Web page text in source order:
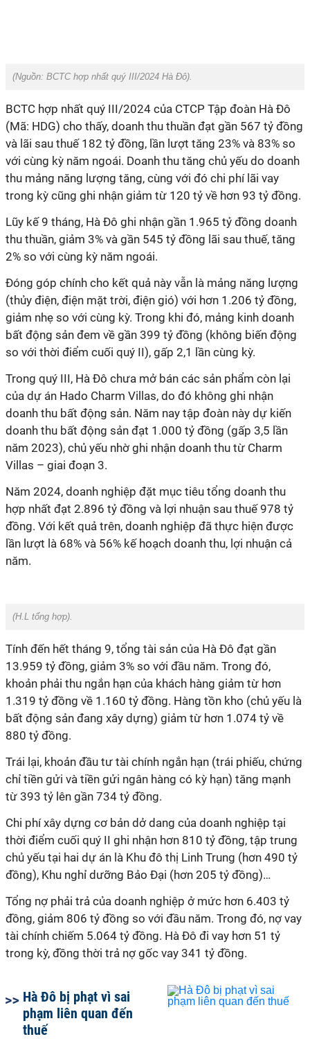
(Nguồn: BCTC hợp nhất quý III/2024 Hà Đô).
BCTC hợp nhất quý III/2024 của CTCP Tập đoàn Hà Đô
(Mã: HDG) cho thấy, doanh thu thuần đạt gần 567 tỷ đồng
và lãi sau thuế 182 tỷ đồng, lần lượt tăng 23% và 83% so
với cùng kỳ năm ngoái. Doanh thu tăng chủ yếu do doanh
thu mảng năng lượng tăng, cùng với đó chi phí lãi vay
trong kỳ cũng ghi nhận giảm từ 120 tỷ về hơn 93 tỷ đồng.
Lũy kế 9 tháng, Hà Đô ghi nhận gần 1.965 tỷ đồng doanh
thu thuần, giảm 3% và gần 545 tỷ đồng lãi sau thuế, tăng
2% so với cùng kỳ năm ngoái.
Đóng góp chính cho kết quả này vẫn là mảng năng lượng
(thủy điện, điện mặt trời, điện gió) với hơn 1.206 tỷ đồng,
giảm nhẹ so với cùng kỳ. Trong khi đó, mảng kinh doanh
bất động sản đem về gần 399 tỷ đồng (không biến động
so với thời điểm cuối quý II), gấp 2,1 lần cùng kỳ.
Trong quý III, Hà Đô chưa mở bán các sản phẩm còn lại
của dự án Hado Charm Villas, do đó không ghi nhận
doanh thu bất động sản. Năm nay tập đoàn này dự kiến
doanh thu bất động sản đạt 1.000 tỷ đồng (gấp 3,5 lần
năm 2023), chủ yếu nhờ ghi nhận doanh thu từ Charm
Villas – giai đoạn 3.
Năm 2024, doanh nghiệp đặt mục tiêu tổng doanh thu
hợp nhất đạt 2.896 tỷ đồng và lợi nhuận sau thuế 978 tỷ
đồng. Với kết quả trên, doanh nghiệp đã thực hiện được
lần lượt là 68% và 56% kế hoạch doanh thu, lợi nhuận cả
năm.
(H.L tổng hợp).
Tính đến hết tháng 9, tổng tài sản của Hà Đô đạt gần
13.959 tỷ đồng, giảm 3% so với đầu năm. Trong đó,
khoản phải thu ngắn hạn của khách hàng giảm từ hơn
1.319 tỷ đồng về 1.160 tỷ đồng. Hàng tồn kho (chủ yếu là
bất động sản đang xây dựng) giảm từ hơn 1.074 tỷ về
880 tỷ đồng.
Trái lại, khoản đầu tư tài chính ngắn hạn (trái phiếu, chứng
chỉ tiền gửi và tiền gửi ngân hàng có kỳ hạn) tăng mạnh
từ 393 tỷ lên gần 734 tỷ đồng.
Chi phí xây dựng cơ bản dở dang của doanh nghiệp tại
thời điểm cuối quý II ghi nhận hơn 810 tỷ đồng, tập trung
chủ yếu tại hai dự án là Khu đô thị Linh Trung (hơn 490 tỷ
đồng), Khu nghỉ dưỡng Bảo Đại (hơn 205 tỷ đồng)…
Tổng nợ phải trả của doanh nghiệp ở mức hơn 6.403 tỷ
đồng, giảm 806 tỷ đồng so với đầu năm. Trong đó, nợ vay
tài chính chiếm 5.064 tỷ đồng. Hà Đô đi vay hơn 51 tỷ
trong kỳ, đồng thời trả nợ gốc vay 341 tỷ đồng.
Hà Đô bị phạt vì sai
phạm liên quan đến
thuế